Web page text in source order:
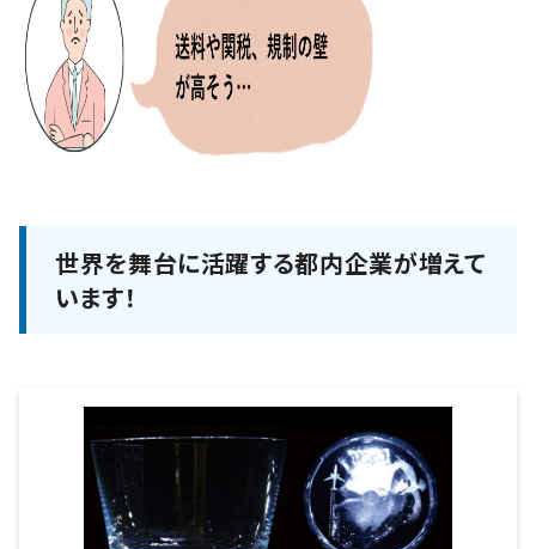
世界を舞台に活躍する都内企業が増えて
います！